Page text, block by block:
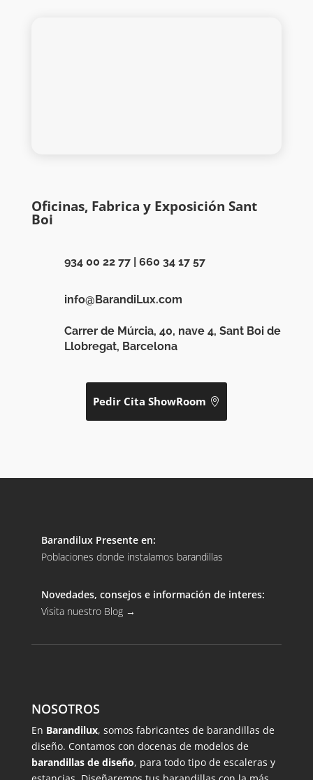
Oficinas, Fabrica y Exposición Sant
Boi
934 00 22 77| 660 34 17 57
info@BarandiLux.com
Carrer de Múrcia, 40, nave 4, Sant Boi de
Llobregat, Barcelona
Pedir Cita ShowRoom
Barandilux Presente en:
Poblaciones donde instalamos barandillas
Novedades, consejos e información de interes:
Visita nuestro Blog →
NOSOTROS
En Barandilux, somos fabricantes de barandillas de
diseño. Contamos con docenas de modelos de
barandillas de diseño, para todo tipo de escaleras y